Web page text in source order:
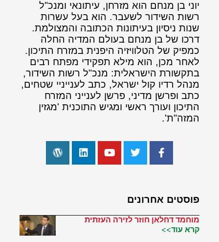
יוני בן מנחם הוא מזרחן, עיתונאי ומנכ"ל
רשות השידור לשעבר. הוא בעל עשרות
שנות ניסיון בעיתונות הכתובה והמצולמת.
דרכו של בן מנחם בעולם המדיה החלה
כמפיק של הטלוויזיה היפנית במזרח התיכון.
לאחר מכן, הוא מילא תפקידי מפתח רבים
בתקשורת הישראלית: מנכ"ל רשות השידור,
מנהל רדיו קול ישראל, כתב לענייניי שטחים,
כתב ופרשן מדיני, פרשן לענייני המזרח
התיכון ועורך ראשי ומגיש התוכנית 'מגזין
המזה"ת'.
פוסטים אחרונים
מוחמד דחלאן חוזר לזירה העזתית
קרא עוד>>